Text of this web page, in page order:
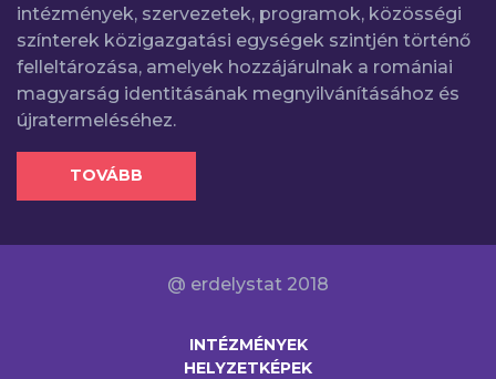
intézmények, szervezetek, programok, közösségi
színterek közigazgatási egységek szintjén történő
felleltározása, amelyek hozzájárulnak a romániai
magyarság identitásának megnyilvánításához és
újratermeléséhez.
TOVÁBB
@ erdelystat 2018
INTÉZMÉNYEK
HELYZETKÉPEK